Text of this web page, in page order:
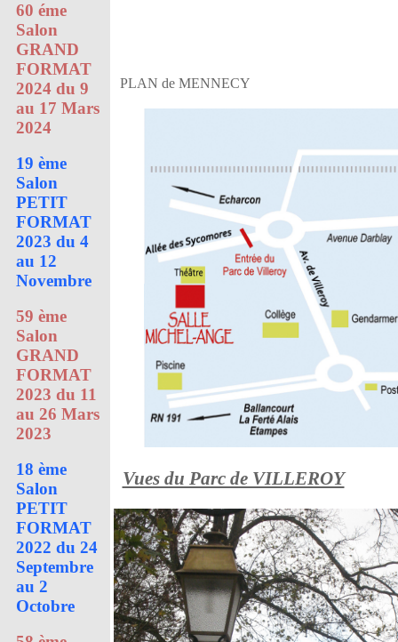
60 éme
Salon
GRAND
FORMAT
2024 du 9
au 17 Mars
2024
19 ème
Salon
PETIT
FORMAT
2023 du 4
au 12
Novembre
59 ème
Salon
GRAND
FORMAT
2023 du 11
au 26 Mars
2023
18 ème
Salon
PETIT
FORMAT
2022 du 24
Septembre
au 2
Octobre
PLAN de MENNECY
Vues du Parc de VILLEROY